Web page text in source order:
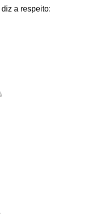
diz a respeito: